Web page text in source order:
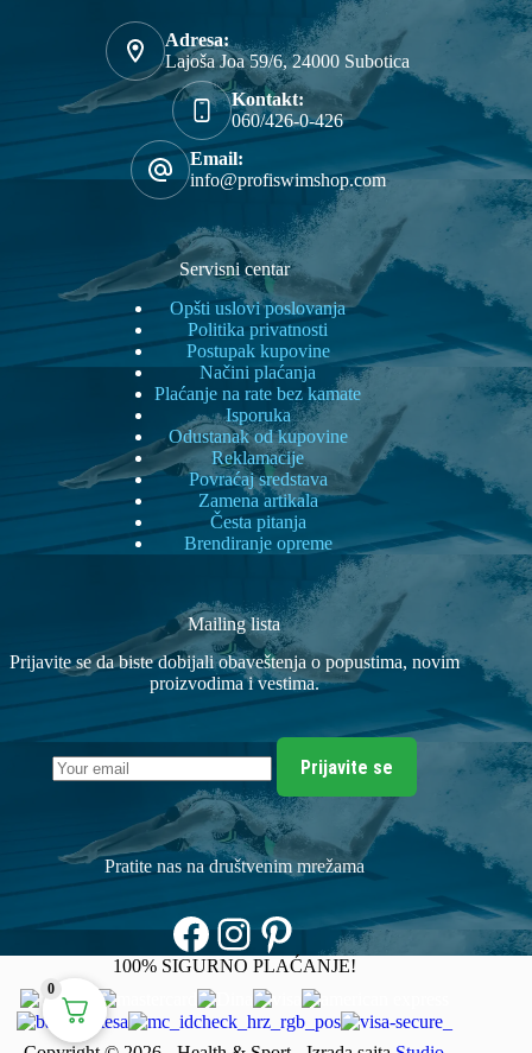
proizvoda.
Adresa:
Lajoša Joa 59/6, 24000 Subotica
Kontakt:
060/426-0-426
Email:
info@profiswimshop.com
Servisni centar
Opšti uslovi poslovanja
Politika privatnosti
Postupak kupovine
Načini plaćanja
Plaćanje na rate bez kamate
Isporuka
Odustanak od kupovine
Reklamacije
Povraćaj sredstava
Zamena artikala
Česta pitanja
Brendiranje opreme
Mailing lista
Prijavite se da biste dobijali obaveštenja o popustima, novim
proizvodima i vestima.
Prijavite se
Pratite nas na društvenim mrežama
Facebook
Instagram
Pinterest
100% SIGURNO PLAĆANJE!
0